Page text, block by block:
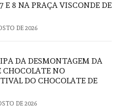
E 8 NA PRAÇA VISCONDE DE
DE 2026
DA DESMONTAGEM DA
CHOCOLATE NO
DO CHOCOLATE DE
DE 2026